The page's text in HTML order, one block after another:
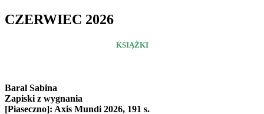
CZERWIEC 2026
KSIĄŻKI
Baral Sabina
Zapiski z wygnania
[Piaseczno]: Axis Mundi 2026, 191 s.